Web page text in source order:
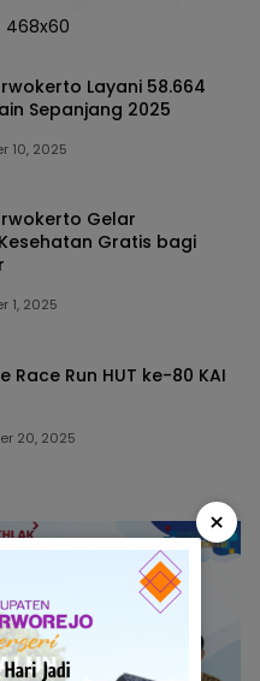
Layani 58.664
Sepanjang 2025
10, 2025
Gelar
Gratis bagi
1, 2025
Race Run HUT ke-80 KAI
20, 2025
×